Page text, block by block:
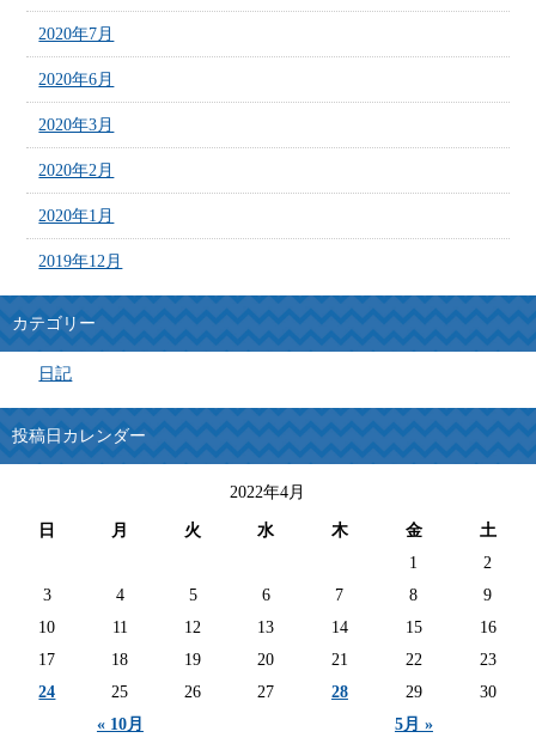
2020年7月
2020年6月
2020年3月
2020年2月
2020年1月
2019年12月
カテゴリー
日記
投稿日カレンダー
2022年4月
日 月 火 水 木 金 土
« 10月 5月 »
1
2
3
4 5 6 7 8
9
10
11 12 13 14 15
16
17
18 19 20 21 22
23
24
25 26 27 28 29 30